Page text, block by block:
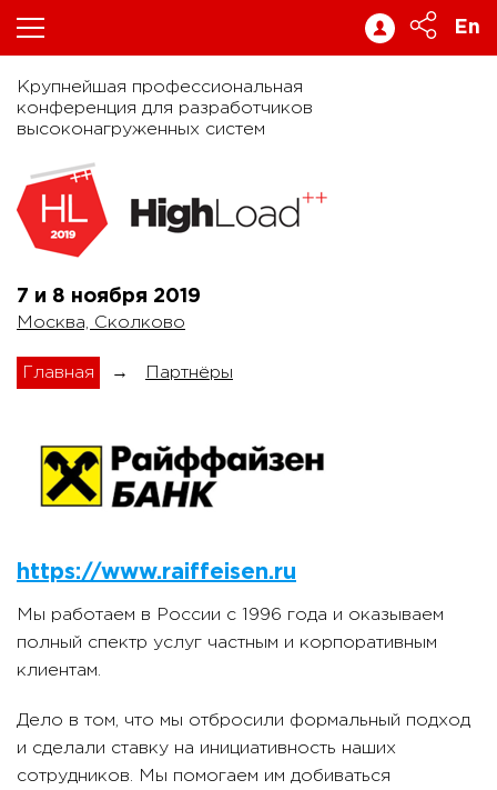
En
Крупнейшая профессиональная
конференция для разработчиков
высоконагруженных систем
7 и 8 ноября 2019
Москва, Сколково
Главная → Партнёры
https://www.raiffeisen.ru
Мы работаем в России с 1996 года и оказываем
полный спектр услуг частным и корпоративным
клиентам.
Дело в том, что мы отбросили формальный подход
и сделали ставку на инициативность наших
сотрудников. Мы помогаем им добиваться